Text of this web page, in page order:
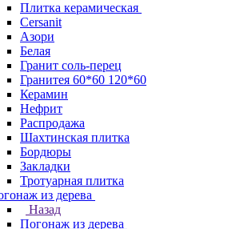
Плитка керамическая
Cersanit
Азори
Белая
Гранит соль-перец
Гранитея 60*60 120*60
Керамин
Нефрит
Распродажа
Шахтинская плитка
Бордюры
Закладки
Тротуарная плитка
из дерева
Назад
Погонаж из дерева